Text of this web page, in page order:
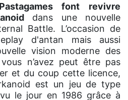
font revivre
dans une nouvelle
Battle. L’occasion de
d'antan mais aussi
vision moderne des
n’avez peut être pas
et du coup cette licence,
est un jeu de type
le jour en 1986 grâce à